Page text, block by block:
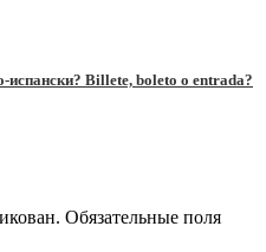
испански? Billete, boleto o entrada?
Обязательные поля